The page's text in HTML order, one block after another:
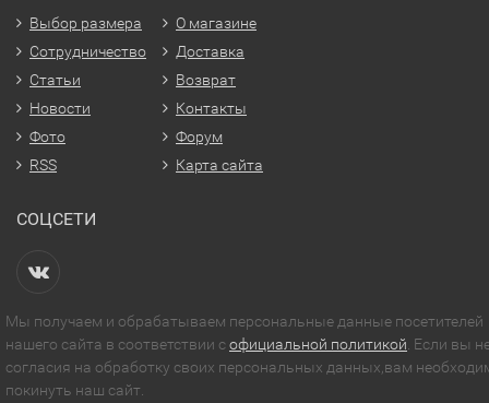
Выбор размера
Сотрудничество
Статьи
Новости
Фото
RSS
О магазине
Доставка
Возврат
Контакты
Форум
Карта сайта
СОЦСЕТИ
Мы получаем и обрабатываем персональные данные посетителей
нашего сайта в соответствии софициальной политикой. Если вы
согласия на обработку своих персональных данных,вам
покинуть наш сайт.